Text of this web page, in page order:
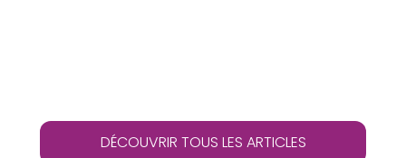
DÉCOUVRIR TOUS LES ARTICLES